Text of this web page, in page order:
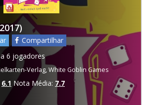
Compartilhar
6 jogadores
Verlag,White Goblin Games
6.1 Nota Média: 7.7